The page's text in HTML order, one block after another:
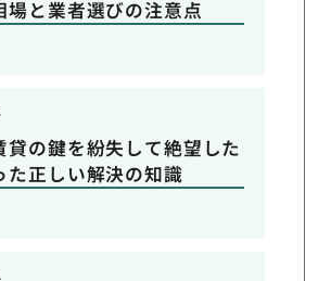
場と業者選びの注意点
貸の鍵を紛失して絶望した
た正しい解決の知識